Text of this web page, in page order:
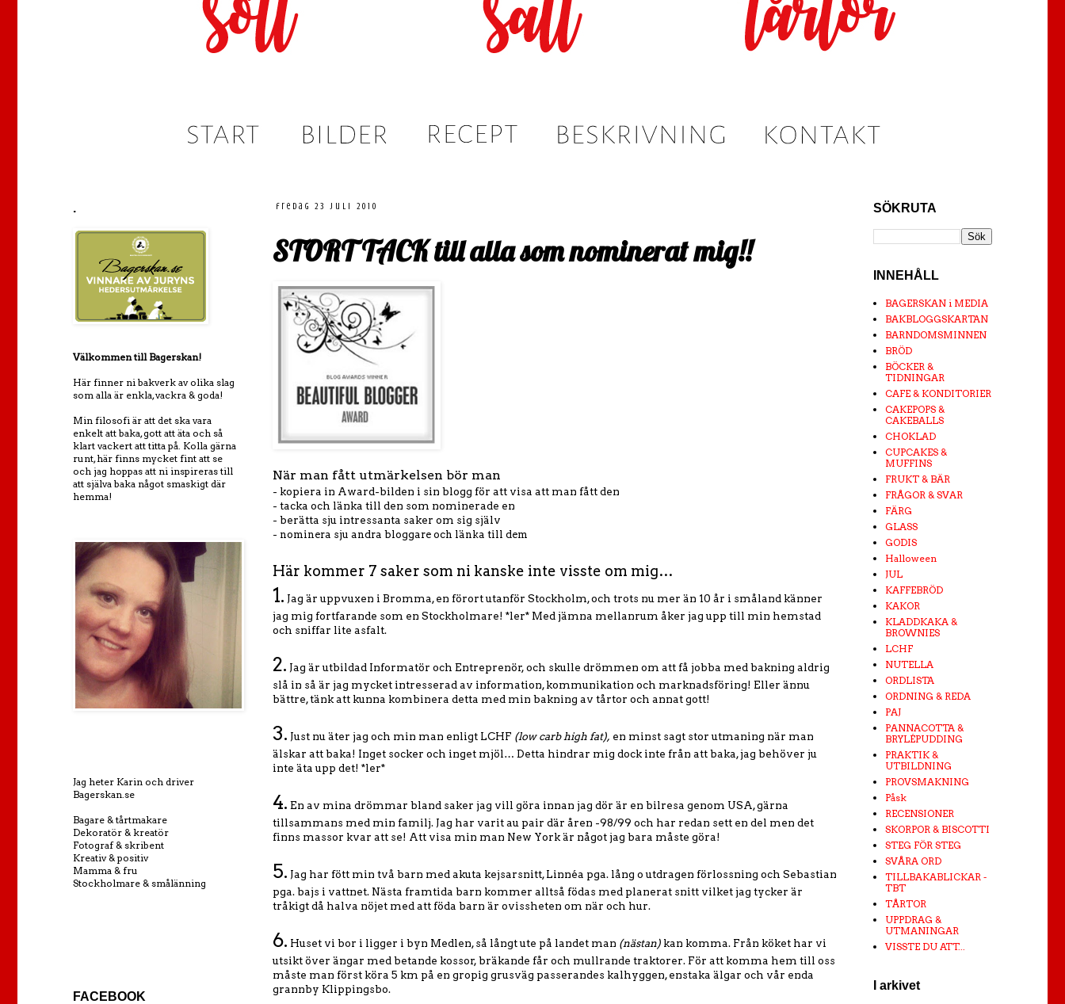
fredag 23 juli 2010
STORT TACK till alla som nominerat mig!!
När man fått utmärkelsen bör man
- kopiera in Award-bilden i sin blogg för att visa att man fått den
- tacka och länka till den som nominerade en
- berätta sju intressanta saker om sig själv
- nominera sju andra bloggare och länka till dem
Här kommer 7 saker som ni kanske inte visste om mig…
1. Jag är uppvuxen i Bromma, en förort utanför Stockholm, och trots nu mer än 10 år i småland känner
jag mig fortfarande som en Stockholmare! *ler* Med jämna mellanrum åker jag upp till min hemstad
och sniffar lite asfalt.
2. Jag är utbildad Informatör och Entreprenör, och skulle drömmen om att få jobba med bakning aldrig
slå in så är jag mycket intresserad av information, kommunikation och marknadsföring! Eller ännu
bättre, tänk att kunna kombinera detta med min bakning av tårtor och annat gott!
3. Just nu äter jag och min man enligt LCHF (low carb high fat), en minst sagt stor utmaning när man
älskar att baka! Inget socker och inget mjöl… Detta hindrar mig dock inte från att baka, jag behöver ju
inte äta upp det! *ler*
4. En av mina drömmar bland saker jag vill göra innan jag dör är en bilresa genom USA, gärna
tillsammans med min familj. Jag har varit au pair där åren -98/99 och har redan sett en del men det
finns massor kvar att se! Att visa min man New York är något jag bara måste göra!
5. Jag har fött min två barn med akuta kejsarsnitt, Linnéa pga. lång o utdragen förlossning och Sebastian
pga. bajs i vattnet. Nästa framtida barn kommer alltså födas med planerat snitt vilket jag tycker är
tråkigt då halva nöjet med att föda barn är ovissheten om när och hur.
6. Huset vi bor i ligger i byn Medlen, så långt ute på landet man (nästan) kan komma. Från köket har vi
utsikt över ängar med betande kossor, bräkande får och mullrande traktorer. För att komma hem till oss
måste man först köra 5 km på en gropig grusväg passerandes kalhyggen, enstaka älgar och vår enda
grannby Klippingsbo.
.
Välkommen till Bagerskan!
Här finner ni bakverk av olika slag
som alla är enkla, vackra & goda!
Min filosofi är att det ska vara
enkelt att baka, gott att äta och så
klart vackert att titta på. Kolla gärna
runt, här finns mycket fint att se
och jag hoppas att ni inspireras till
att själva baka något smaskigt där
hemma!
Jag heter Karin och driver
Bagerskan.se
Bagare & tårtmakare
Dekoratör & kreatör
Fotograf & skribent
Kreativ & positiv
Mamma & fru
Stockholmare & smålänning
FACEBOOK
SÖKRUTA
INNEHÅLL
BAGERSKAN i MEDIA
BAKBLOGGSKARTAN
BARNDOMSMINNEN
BRÖD
BÖCKER &
TIDNINGAR
CAFE & KONDITORIER
CAKEPOPS &
CAKEBALLS
CHOKLAD
CUPCAKES &
MUFFINS
FRUKT & BÄR
FRÅGOR & SVAR
FÄRG
GLASS
GODIS
Halloween
JUL
KAFFEBRÖD
KAKOR
KLADDKAKA &
BROWNIES
LCHF
NUTELLA
ORDLISTA
ORDNING & REDA
PAJ
PANNACOTTA &
BRYLÉPUDDING
PRAKTIK &
UTBILDNING
PROVSMAKNING
Påsk
RECENSIONER
SKORPOR & BISCOTTI
STEG FÖR STEG
SVÅRA ORD
TILLBAKABLICKAR -
TBT
TÅRTOR
UPPDRAG &
UTMANINGAR
VISSTE DU ATT...
I arkivet